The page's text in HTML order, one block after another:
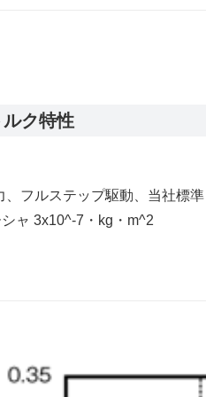
ルク特性
、フルステップ駆動、当社標
ャ 3x10^-7・kg・m^2